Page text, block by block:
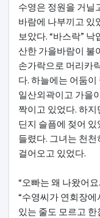
수영은 정원을 거닐
바람에 나부끼고 있
보았다. “바스락”
산한 가을바람이 불
손가락으로 머리카
다. 하늘에는 어둠
일산외곽이고 가을
짝이고 있었다. 하
딘지 슬픔에 젖어
들렸다. 그녀는 천
걸어오고 있었다.
“오빠는 왜 나왔어요
“수영씨가 연회장
있는 줄도 모르고 한